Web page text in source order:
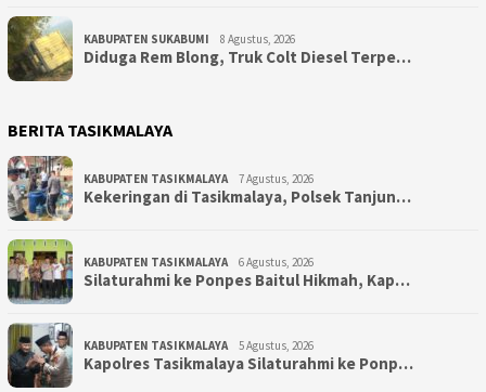
KABUPATEN SUKABUMI 8 Agustus, 2026
Diduga Rem Blong, Truk Colt Diesel Terpe…
BERITA TASIKMALAYA
KABUPATEN TASIKMALAYA 7 Agustus, 2026
Kekeringan di Tasikmalaya, Polsek Tanjun…
KABUPATEN TASIKMALAYA 6 Agustus, 2026
Silaturahmi ke Ponpes Baitul Hikmah, Kap…
KABUPATEN TASIKMALAYA 5 Agustus, 2026
Kapolres Tasikmalaya Silaturahmi ke Ponp…